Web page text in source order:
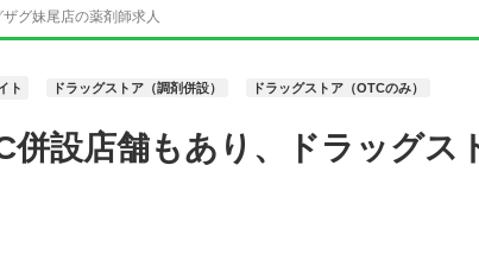
グ妹尾店の薬剤師求人
ト ドラッグストア（調剤併設） ドラッグストア（OTCのみ）
設店舗もあり、ドラッグス